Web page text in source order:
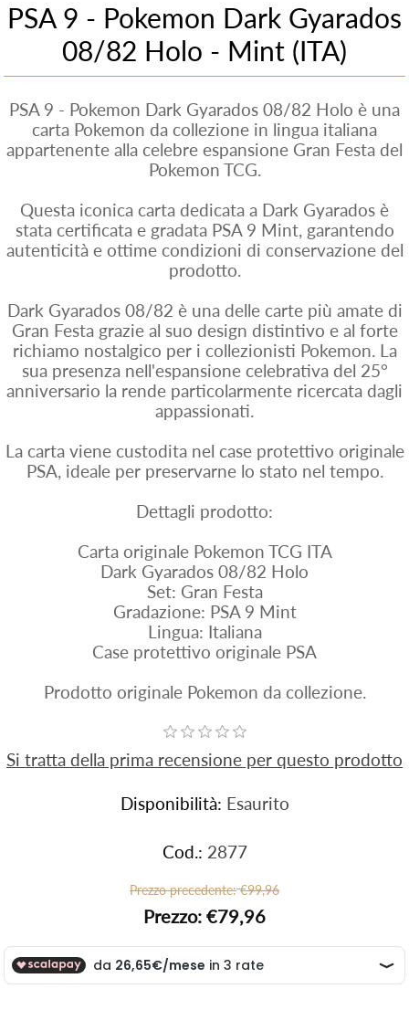
PSA 9 - Pokemon Dark Gyarados
08/82 Holo - Mint (ITA)
PSA 9 - Pokemon Dark Gyarados 08/82 Holo è una
carta Pokemon da collezione in lingua italiana
appartenente alla celebre espansione Gran Festa del
Pokemon TCG.
Questa iconica carta dedicata a Dark Gyarados è
stata certificata e gradata PSA 9 Mint, garantendo
autenticità e ottime condizioni di conservazione del
prodotto.
Dark Gyarados 08/82 è una delle carte più amate di
Gran Festa grazie al suo design distintivo e al forte
richiamo nostalgico per i collezionisti Pokemon. La
sua presenza nell'espansione celebrativa del 25°
anniversario la rende particolarmente ricercata dagli
appassionati.
La carta viene custodita nel case protettivo originale
PSA, ideale per preservarne lo stato nel tempo.
Dettagli prodotto:
Carta originale Pokemon TCG ITA
Dark Gyarados 08/82 Holo
Set: Gran Festa
Gradazione: PSA 9 Mint
Lingua: Italiana
Case protettivo originale PSA
Prodotto originale Pokemon da collezione.
Si tratta della prima recensione per questo prodotto
Disponibilità: Esaurito
Cod.: 2877
Prezzo precedente: €99,96
Prezzo: €79,96